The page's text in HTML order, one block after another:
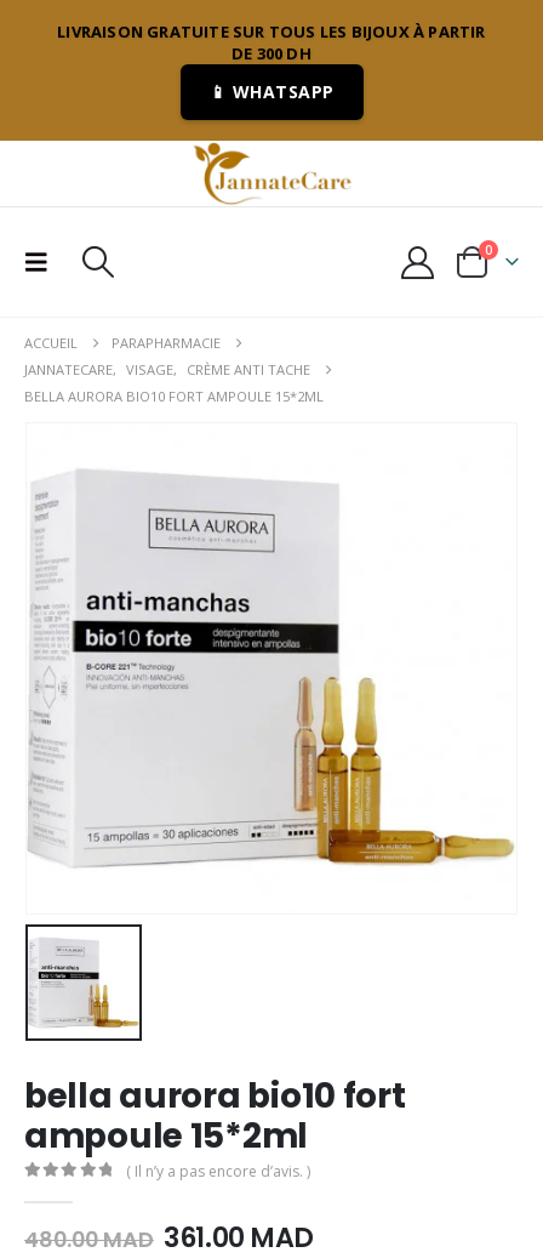
LIVRAISON GRATUITE SUR TOUS LES BIJOUX À PARTIR
DE 300 DH
📱 WHATSAPP
0
ACCUEIL
PARAPHARMACIE
JANNATECARE, VISAGE,
CRÈME ANTI TACHE
BELLA AURORA BIO10 FORT AMPOULE 15*2ML
bella aurora bio10 fort
ampoule 15*2ml
( Il n’y a pas encore d’avis. )
480.00MAD Le
361.00 MADLe